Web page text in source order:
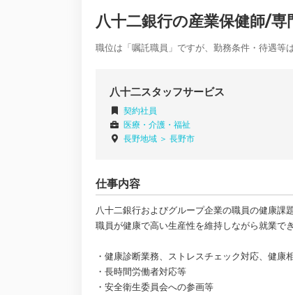
八十二銀行の産業保健師/
職位は「嘱託職員」ですが、勤務条件・待遇等
八十二スタッフサービス
契約社員
医療・介護・福祉
長野地域 ＞ 長野市
仕事内容
八十二銀行およびグループ企業の職員の健康課
職員が健康で高い生産性を維持しながら就業で
・健康診断業務、ストレスチェック対応、健康
・長時間労働者対応等
・安全衛生委員会への参画等